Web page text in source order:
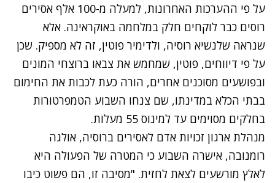
על פי ההערכות האחרונות, למעלה מ-100 אלף אסירים
רוסים כבר לוקחים חלק במלחמה באוקראינה. אלא
שנראה שלנשיא רוסיה, ולדימיר פוטין, זה לא מספיק. שכן
על פי דיווחים, פוטין, שמחמש את צבאו ברוצחי המונים
ובפושעים מסוכנים אחרים, הורה כעת לכבות את החימום
בבתי הכלא במדינתו, שם צנחו השבוע הטמפרטורות
בחלקים מסוימים עד למינוס 55 מעלות.
מנהלת ארגון זכויות אדם לאסירים ברוסיה, אולגה
רומנובה, אישרה השבוע כי המטרה של הפעולה היא
לאלץ מורשעים לצאת לחזית. "מסיבה זו, הם פשוט כיבו